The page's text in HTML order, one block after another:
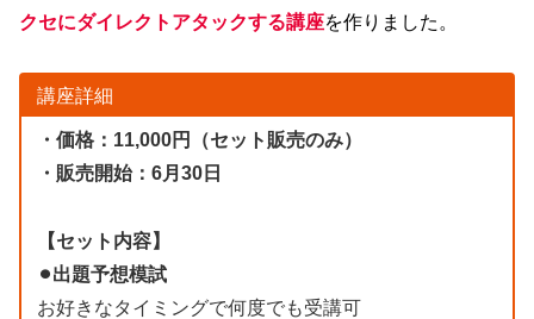
クセにダイレクトアタックする講座を作りました。
講座詳細
・価格：11,000円（セット販売のみ）
・販売開始：6月30日
【セット内容】
⚫︎出題予想模試
お好きなタイミングで何度でも受講可